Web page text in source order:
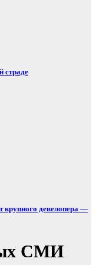
страде
крупного девелопера —